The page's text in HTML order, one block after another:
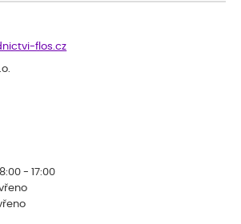
flos.cz
- 17:00